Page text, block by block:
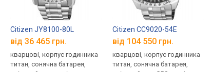
Citizen JY8100-80L
від 36 465 грн.
кварцові, корпус годинника
титан, сонячна батарея,
Citizen CC9020-54E
від 104 550 грн.
кварцові, корпус годинника
титан, сонячна батарея,